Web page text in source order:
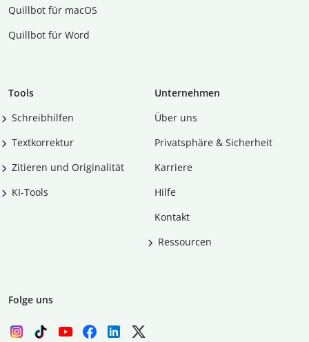
Quillbot für macOS
Quillbot für Word
Tools
Schreibhilfen
Textkorrektur
Zitieren und Originalität
KI-Tools
Unternehmen
Über uns
Privatsphäre & Sicherheit
Karriere
Hilfe
Kontakt
Ressourcen
Folge uns